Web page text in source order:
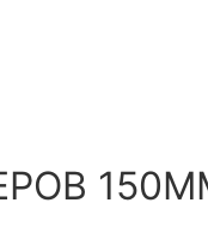
150ММ